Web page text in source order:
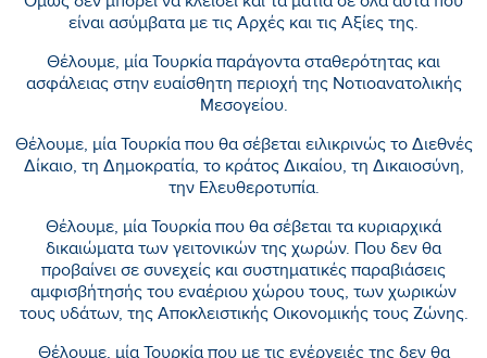
είναι ασύμβατα με τις Αρχές και τις Αξίες της.
Θέλουμε, μία Τουρκία παράγοντα σταθερότητας και
ασφάλειας στην ευαίσθητη περιοχή της Νοτιοανατολικής
Μεσογείου.
Θέλουμε, μία Τουρκία που θα σέβεται ειλικρινώς το Διεθνές
Δίκαιο, τη Δημοκρατία, το κράτος Δικαίου, τη Δικαιοσύνη,
την Ελευθεροτυπία.
Θέλουμε, μία Τουρκία που θα σέβεται τα κυριαρχικά
δικαιώματα των γειτονικών της χωρών. Που δεν θα
προβαίνει σε συνεχείς και συστηματικές παραβιάσεις
αμφισβήτησής του εναέριου χώρου τους, των χωρικών
τους υδάτων, της Αποκλειστικής Οικονομικής τους Ζώνης.